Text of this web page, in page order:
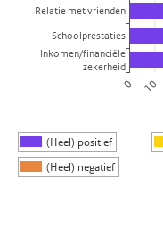
0 10
Relatie met vrienden
Schoolprestaties
Inkomen/financiële
zekerheid
(Heel) positief
(Heel) negatief